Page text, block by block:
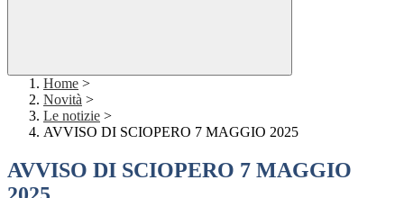
Home >
Novità >
Le notizie >
AVVISO DI SCIOPERO 7 MAGGIO 2025
AVVISO DI SCIOPERO 7 MAGGIO